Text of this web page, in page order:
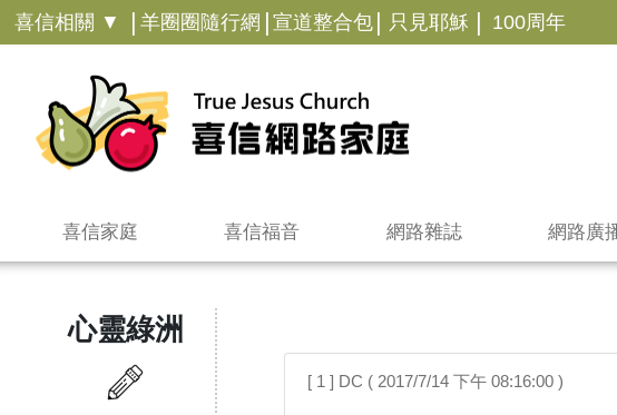
喜信相關 ▼ | 羊圈圈隨行網 | 宣道整合包 | 只見耶穌 | 100周年
喜信家庭 喜信福音 網路雜誌 網路廣
心靈綠洲
[ 1 ] DC ( 2017/7/14 下午 08:16:00 )